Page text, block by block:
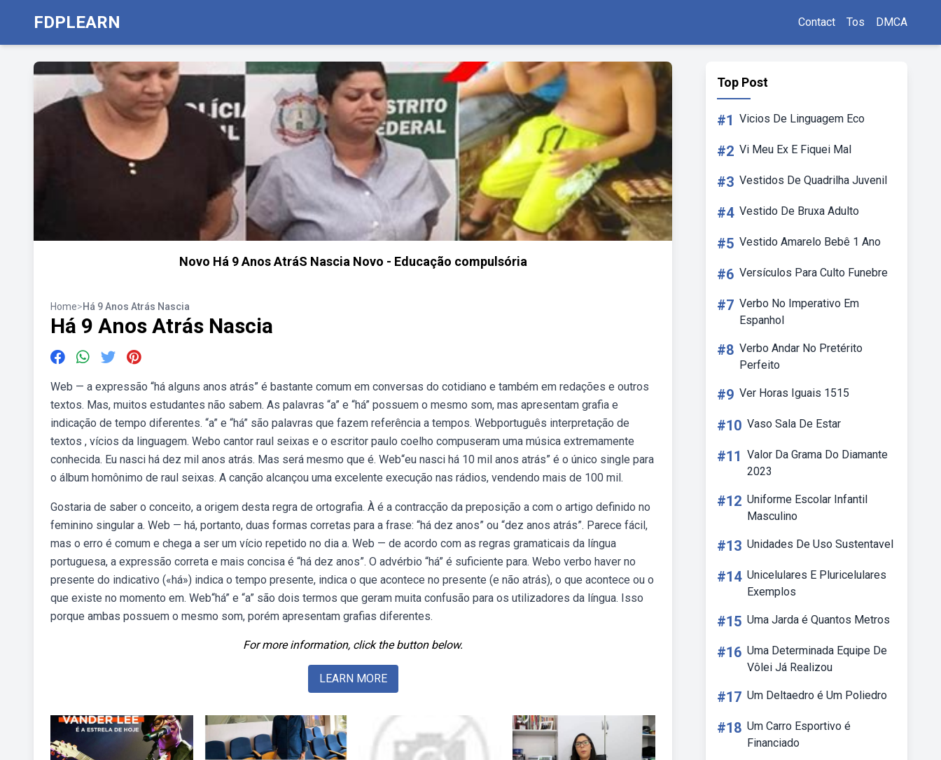
FDPLEARN Contact Tos DMCA
Novo Há 9 Anos AtráS Nascia Novo - Educação compulsória
Home>Há 9 Anos Atrás Nascia
Há 9 Anos Atrás Nascia
Web — a expressão “há alguns anos atrás” é bastante comum em conversas do cotidiano e também em redações e outros
textos. Mas, muitos estudantes não sabem. As palavras “a” e “há” possuem o mesmo som, mas apresentam grafia e
indicação de tempo diferentes. “a” e “há” são palavras que fazem referência a tempos. Webportuguês interpretação de
textos , vícios da linguagem. Webo cantor raul seixas e o escritor paulo coelho compuseram uma música extremamente
conhecida. Eu nasci há dez mil anos atrás. Mas será mesmo que é. Web“eu nasci há 10 mil anos atrás” é o único single para
o álbum homônimo de raul seixas. A canção alcançou uma excelente execução nas rádios, vendendo mais de 100 mil.
Gostaria de saber o conceito, a origem desta regra de ortografia. À é a contracção da preposição a com o artigo definido no
feminino singular a. Web — há, portanto, duas formas corretas para a frase: “há dez anos” ou “dez anos atrás”. Parece fácil,
mas o erro é comum e chega a ser um vício repetido no dia a. Web — de acordo com as regras gramaticais da língua
portuguesa, a expressão correta e mais concisa é “há dez anos”. O advérbio “há” é suficiente para. Webo verbo haver no
presente do indicativo («há») indica o tempo presente, indica o que acontece no presente (e não atrás), o que acontece ou o
que existe no momento em. Web“há” e “a” são dois termos que geram muita confusão para os utilizadores da língua. Isso
porque ambas possuem o mesmo som, porém apresentam grafias diferentes.
For more information, click the button below.
LEARN MORE
Top Post
#1 Vicios De Linguagem Eco
#2 Vi Meu Ex E Fiquei Mal
#3 Vestidos De Quadrilha Juvenil
#4 Vestido De Bruxa Adulto
#5 Vestido Amarelo Bebê 1 Ano
#6 Versículos Para Culto Funebre
#7 Verbo No Imperativo Em
Espanhol
#8 Verbo Andar No Pretérito
Perfeito
#9 Ver Horas Iguais 1515
#10 Vaso Sala De Estar
#11 Valor Da Grama Do Diamante
2023
#12 Uniforme Escolar Infantil
Masculino
#13 Unidades De Uso Sustentavel
#14 Unicelulares E Pluricelulares
Exemplos
#15 Uma Jarda é Quantos Metros
#16 Uma Determinada Equipe De
Vôlei Já Realizou
#17 Um Deltaedro é Um Poliedro
#18 Um Carro Esportivo é
Financiado